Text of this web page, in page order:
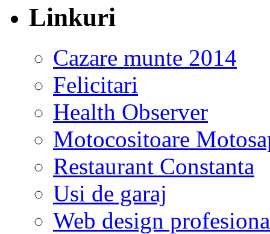
Linkuri
Cazare munte 2014
Felicitari
Health Observer
Motocositoare
Restaurant Constanta
Usi de garaj
Web design